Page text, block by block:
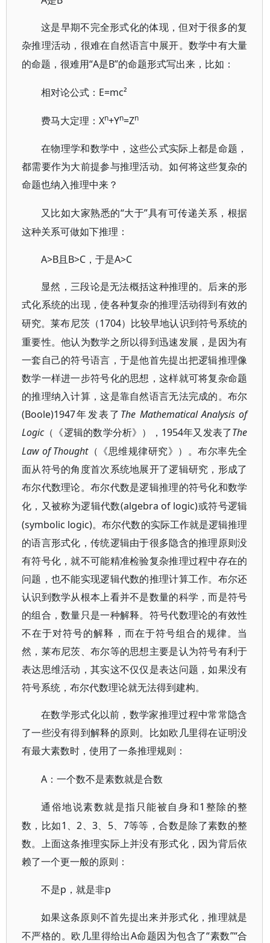
这是早期不完全形式化的体现，但对于很多的复
杂推理活动，很难在自然语言中展开。数学中有大量
的命题，很难用“A是B”的命题形式写出来，比如：
相对论公式： E=mc²
费马大定理： Xn+Yn=Zn
在物理学和数学中，这些公式实际上都是命题，
都需要作为大前提参与推理活动。如何将这些复杂的
命题也纳入推理中来？
又比如大家熟悉的“大于”具有可传递关系，根据
这种关系可做如下推理：
A>B且B>C，于是A>C
显然，三段论是无法概括这种推理的。后来的形
式化系统的出现，使各种复杂的推理活动得到有效的
研究。莱布尼茨（1704）比较早地认识到符号系统的
重要性。他认为数学之所以得到迅速发展，是因为有
一套自己的符号语言，于是他首先提出把逻辑推理像
数学一样进一步符号化的思想，这样就可将复杂命题
的推理纳入计算，这是靠自然语言无法完成的。布尔
(Boole)1947年发表了 The Mathematical Analysis of
Logic（《逻辑的数学分析》）， 1954年又发表了The
Law of Thought（《思维规律研究》）。布尔率先全
面从符号的角度首次系统地展开了逻辑研究，形成了
布尔代数理论。布尔代数是逻辑推理的符号化和数学
化，又被称为逻辑代数(algebra of logic)或符号逻辑
(symbolic logic)。布尔代数的实际工作就是逻辑推理
的语言形式化，传统逻辑由于很多隐含的推理原则没
有符号化，就不可能精准检验复杂推理过程中存在的
问题，也不能实现逻辑代数的推理计算工作。布尔还
认识到数学从根本上看并不是数量的科学，而是符号
的组合，数量只是一种解释。符号代数理论的有效性
不在于对符号的解释，而在于符号组合的规律。当
然，莱布尼茨、布尔等的思想主要是认为符号有利于
表达思维活动，其实这不仅仅是表达问题，如果没有
符号系统，布尔代数理论就无法得到建构。
在数学形式化以前，数学家推理过程中常常隐含
了一些没有得到解释的原则。比如欧几里得在证明没
有最大素数时，使用了一条推理规则：
A：一个数不是素数就是合数
通俗地说素数就是指只能被自身和1整除的整
数，比如1、2、3、5、7等等，合数是除了素数的整
数。上面这条推理实际上并没有形式化，因为背后依
赖了一个更一般的原则：
不是p，就是非p
如果这条原则不首先提出来并形式化，推理就是
不严格的。欧几里得给出A命题因为包含了“素数”“合